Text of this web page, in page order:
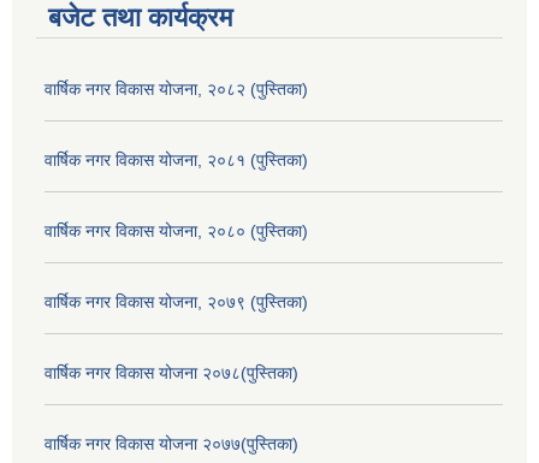
बजेट तथा कार्यक्रम
वार्षिक नगर विकास योजना, २०८२ (पुस्तिका)
वार्षिक नगर विकास योजना, २०८१ (पुस्तिका)
वार्षिक नगर विकास योजना, २०८० (पुस्तिका)
वार्षिक नगर विकास योजना, २०७९ (पुस्तिका)
वार्षिक नगर विकास योजना २०७८(पुस्तिका)
वार्षिक नगर विकास योजना २०७७(पुस्तिका)